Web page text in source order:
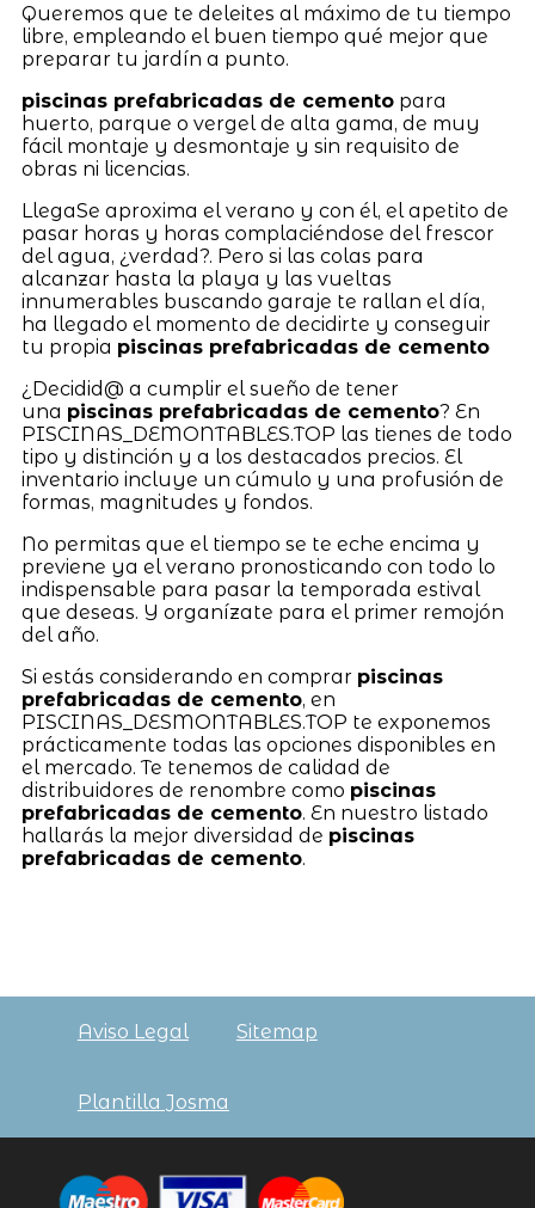
Queremos que te deleites al máximo de tu tiempo
libre, empleando el buen tiempo qué mejor que
preparar tu jardín a punto.
piscinas prefabricadas de cementopara
huerto, parque o vergel de alta gama, de muy
fácil montaje y desmontaje y sin requisito de
obras ni licencias.
LlegaSe aproxima el verano y con él, el apetito de
pasar horas y horas complaciéndose del frescor
del agua, ¿verdad?. Pero si las colas para
alcanzar hasta la playa y las vueltas
innumerables buscando garaje te rallan el día,
ha llegado el momento de decidirte y conseguir
tu propia piscinas prefabricadas de cemento
¿Decidid@ a cumplir el sueño de tener
una piscinas prefabricadas de cemento? En
PISCINAS_DEMONTABLES.TOP las tienes de todo
tipo y distinción y a los destacados precios. El
inventario incluye un cúmulo y una profusión de
formas, magnitudes y fondos.
No permitas que el tiempo se te eche encima y
previene ya el verano pronosticando con todo lo
indispensable para pasar la temporada estival
que deseas. Y organízate para el primer remojón
del año.
Si estás considerando en comprar piscinas
prefabricadas de cemento, en
PISCINAS_DESMONTABLES.TOP te exponemos
prácticamente todas las opciones disponibles en
el mercado. Te tenemos de calidad de
distribuidores de renombre como piscinas
prefabricadas de cemento. En nuestro listado
hallarás la mejor diversidad de piscinas
prefabricadas de cemento.
Aviso Legal Sitemap
Plantilla Josma